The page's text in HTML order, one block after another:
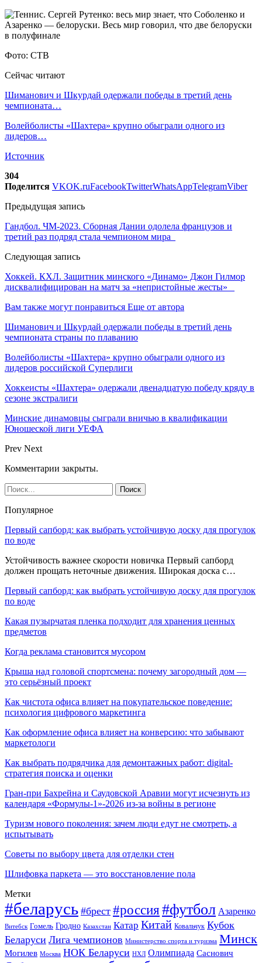
Фото: СТВ
Сейчас читают
Шиманович и Шкурдай одержали победы в третий день
чемпионата…
Волейболисты «Шахтера» крупно обыграли одного из
лидеров…
Источник
304
Поделится VKOK.ruFacebookTwitterWhatsAppTelegramViber
Предыдущая запись
Гандбол. ЧМ-2023. Сборная Дании одолела французов и
третий раз подряд стала чемпионом мира
Следующая запись
Хоккей. КХЛ. Защитник минского «Динамо» Джон Гилмор
дисквалифицирован на матч за «непристойные жесты»
Вам также могут понравиться Еще от автора
Шиманович и Шкурдай одержали победы в третий день
чемпионата страны по плаванию
Волейболисты «Шахтера» крупно обыграли одного из
лидеров российской Суперлиги
Хоккеисты «Шахтера» одержали двенадцатую победу кряду в
сезоне экстралиги
Минские динамовцы сыграли вничью в квалификации
Юношеской лиги УЕФА
Prev Next
Комментарии закрыты.
Популярное
Первый сапборд: как выбрать устойчивую доску для прогулок
по воде
Устойчивость важнее скорости новичка Первый сапборд
должен прощать неточные движения. Широкая доска с…
Первый сапборд: как выбрать устойчивую доску для прогулок
по воде
Какая пузырчатая пленка подходит для хранения ценных
предметов
Когда реклама становится мусором
Крыша над головой спортсмена: почему загородный дом —
это серьёзный проект
Как чистота офиса влияет на покупательское поведение:
психология цифрового маркетинга
Как оформление офиса влияет на конверсию: что забывают
маркетологи
Как выбрать подрядчика для демонтажных работ: digital-
стратегия поиска и оценки
Гран-при Бахрейна и Саудовской Аравии могут исчезнуть из
календаря «Формулы-1»-2026 из-за войны в регионе
Туризм нового поколения: зачем люди едут не смотреть, а
испытывать
Советы по выбору цвета для отделки стен
Шлифовка паркета — это восстановление пола
Метки
#беларусь #брест #россия#футбол Азаренко
Витебск Гомель Гродно Казахстан Катар Китай Ковальчук Кубок
Беларуси Лига чемпионов Министерство спорта и туризма Минск
Могилев Москва НОК Беларуси НХЛ Олимпиада Саснович